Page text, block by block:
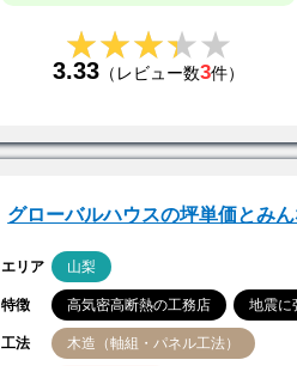
★★★★★
★★★★★
3.33 （レビュー数3件）
グローバルハウスの坪単価とみ
エリア 山梨
特徴 高気密高断熱の工務店 地震に
工法 木造（軸組・パネル工法）